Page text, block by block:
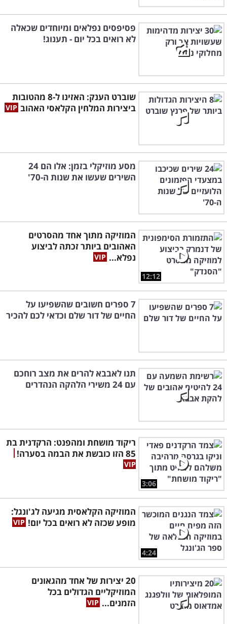
פסיפסים נפלאים ומיוחדים שכאלה
לא רואים בכל יום - תענוג!
שוברט הענק: האזינו ל-8 מהטובות
ביצירות המלחין הקלאסי האהוב
מסע מוזיקלי בזמן: אלו הם 24
השירים שעשו את שנות ה-70'
12:12
המוזיקה מתוך אחד מהסרטים
האהובים ביותר זכתה לביצוע
נפלא...
7 ספרים חשובים שהשפיעו על
החיים של דור שלם וכדאי לכם להכיר
תנו לאבבא להרים את מצב רוחכם
עם 24 משירי הלהקה הנהדרים
3:06
ריקוד מושחת ומהפנט: הרקדנית בת
85 הזו כובשת את הבמה בסערה!
4:24
המוזיקה הקלאסית מגיעה לג'ונגל:
מופע שכזה לא רואים בכל יום!
20 יצירות של אחד מהגאונים
המוזיקליים הגדולים בכל
הזמנים...